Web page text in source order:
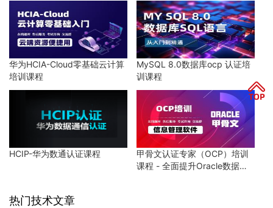
华为HCIA-Cloud零基础云计算
培训课程
MySQL 8.0数据库ocp 认证培
训课程
HCIP-华为数通认证课程
甲骨文认证专家（OCP）培训
课程 - 全面提升Oracle数据库
热门技术文章